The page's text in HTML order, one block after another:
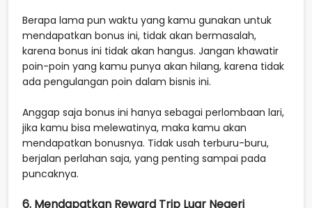
Berapa lama pun waktu yang kamu gunakan untuk
mendapatkan bonus ini, tidak akan bermasalah,
karena bonus ini tidak akan hangus. Jangan khawatir
poin-poin yang kamu punya akan hilang, karena tidak
ada pengulangan poin dalam bisnis ini.
Anggap saja bonus ini hanya sebagai perlombaan lari,
jika kamu bisa melewatinya, maka kamu akan
mendapatkan bonusnya. Tidak usah terburu-buru,
berjalan perlahan saja, yang penting sampai pada
puncaknya.
6. Mendapatkan Reward Trip Luar Negeri